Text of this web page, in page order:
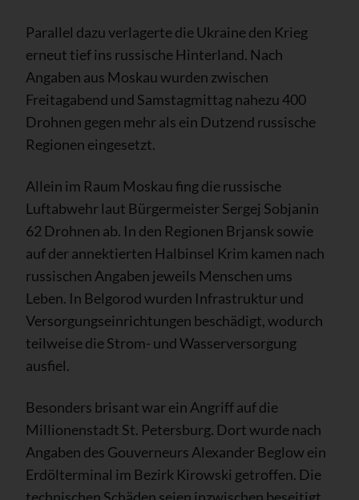
Parallel dazu verlagerte die Ukraine den Krieg
erneut tief ins russische Hinterland. Nach
Angaben aus Moskau wurden zwischen
Freitagabend und Samstagmittag nahezu 400
Drohnen gegen mehr als ein Dutzend russische
Regionen eingesetzt.
Allein im Raum Moskau fing die russische
Luftabwehr laut Bürgermeister Sergej Sobjanin
62 Drohnen ab. In den Regionen Brjansk sowie
auf der annektierten Halbinsel Krim kamen nach
russischen Angaben jeweils Menschen ums
Leben. In Belgorod wurden Infrastruktur und
Versorgungseinrichtungen beschädigt, wodurch
teilweise die Strom- und Wasserversorgung
ausfiel.
Besonders brisant war ein Angriff auf die
Millionenstadt St. Petersburg. Dort wurde nach
Angaben des Gouverneurs Alexander Beglow ein
Erdölterminal im Bezirk Kirowski getroffen. Die